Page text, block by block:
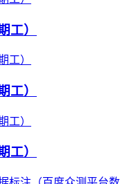
工）
工）
工）